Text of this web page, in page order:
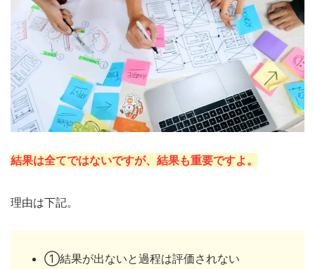
結果は全てではないですが、結果も重要ですよ。
理由は下記。
①結果が出ないと過程は評価されない